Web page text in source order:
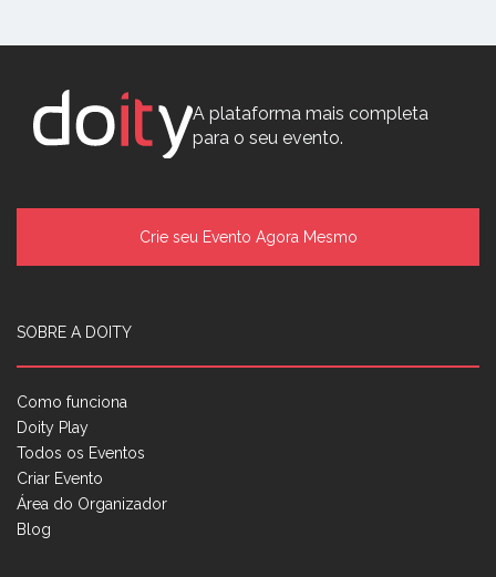
A plataforma mais completa
para o seu evento.
Crie seu Evento Agora Mesmo
SOBRE A DOITY
Como funciona
Doity Play
Todos os Eventos
Criar Evento
Área do Organizador
Blog